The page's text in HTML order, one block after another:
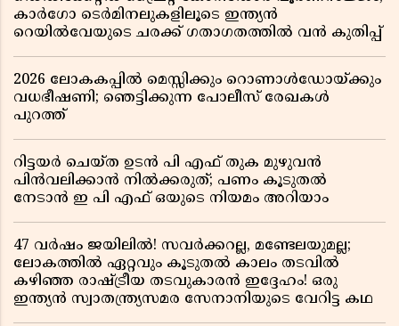
കാർഗോ ടെർമിനലുകളിലൂടെ ഇന്ത്യൻ
റെയിൽവേയുടെ ചരക്ക് ഗതാഗതത്തിൽ വൻ കുതിപ്പ്
2026 ലോകകപ്പിൽ മെസ്സിക്കും റൊണാൾഡോയ്ക്കും
വധഭീഷണി; ഞെട്ടിക്കുന്ന പോലീസ് രേഖകൾ
പുറത്ത്
റിട്ടയർ ചെയ്ത ഉടൻ പി എഫ് തുക മുഴുവൻ
പിൻവലിക്കാൻ നിൽക്കരുത്; പണം കൂടുതൽ
നേടാൻ ഇ പി എഫ് ഒയുടെ നിയമം അറിയാം
47 വർഷം ജയിലിൽ! സവർക്കറല്ല, മണ്ടേലയുമല്ല;
ലോകത്തിൽ ഏറ്റവും കൂടുതൽ കാലം തടവിൽ
കഴിഞ്ഞ രാഷ്ട്രീയ തടവുകാരൻ ഇദ്ദേഹം! ഒരു
ഇന്ത്യൻ സ്വാതന്ത്ര്യസമര സേനാനിയുടെ വേറിട്ട കഥ